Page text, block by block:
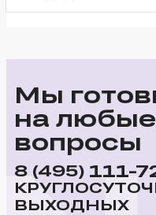
Мы
на
вопросы
8 (495) 111-
ВЫХОДНЫХ